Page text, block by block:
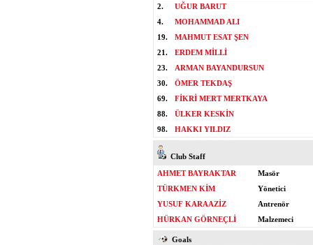
2.
UĞUR BARUT
4.
MOHAMMAD ALI
19.
MAHMUT ESAT ŞEN
21.
ERDEM MİLLİ
23.
ARMAN BAYANDURSUN
30.
ÖMER TEKDAŞ
69.
FİKRİ MERT MERTKAYA
88.
ÜLKER KESKİN
98.
HAKKI YILDIZ
Club Staff
AHMET BAYRAKTAR
Masör
TÜRKMEN KİM
Yönetici
YUSUF KARAAZİZ
Antrenör
HÜRKAN GÖRNEÇLİ
Malzemeci
Goals